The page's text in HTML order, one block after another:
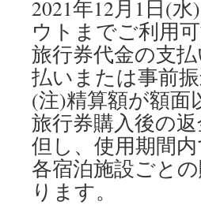
2021年12月1日(
ウトまでご利用可
旅行券代金の支
払いまたは事前
(注)精算額が額
旅行券購入後の
但し、使用期間
各宿泊施設ごと
ります。